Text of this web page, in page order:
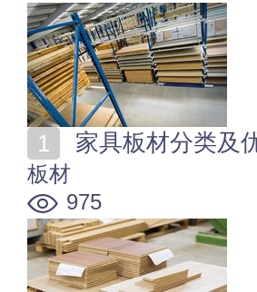
家具板材分类及
板材
975